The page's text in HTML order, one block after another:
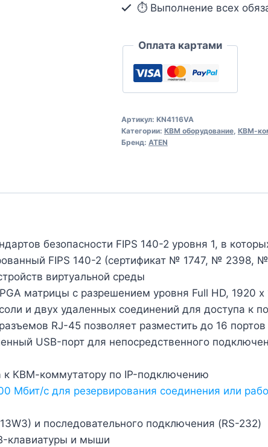
IP
поддержкой
локального/4-
удаленных
доступа
и
1200)
⏱ Выполнение всех
Оплата картами
Артикул: KN4116VA
Категории: КВМ оборудование, КВМ-
Бренд: ATEN
безопасности FIPS 140-2 уровня 1, в
FIPS 140-2 (сертификат № 1747, № 2398,
виртуальной среды
матрицы с разрешением уровня Full HD, 1920 х
и двух удаленных соединений для доступа к
RJ-45 позволяет разместить до 16 портов
USB-порт для непосредственного
к КВМ-коммутатору по IP-подключению
Mбит/с для резервирования соединения или
и последовательного подключения (RS-232)
клавиатуры и мыши